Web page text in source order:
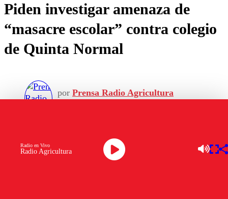
Piden investigar amenaza de
“masacre escolar” contra colegio
de Quinta Normal
por Prensa Radio Agricultura
Radio Agricultura
Radio en Vivo